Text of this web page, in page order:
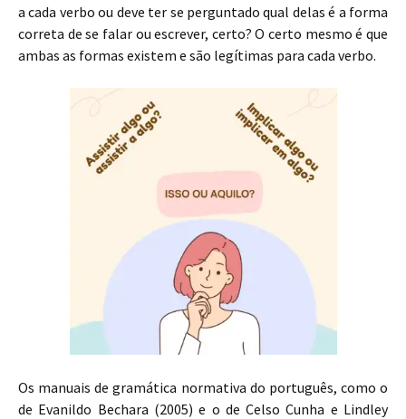
a cada verbo ou deve ter se perguntado qual delas é a forma
correta de se falar ou escrever, certo? O certo mesmo é que
ambas as formas existem e são legítimas para cada verbo.
Os manuais de gramática normativa do português, como o
de Evanildo Bechara (2005) e o de Celso Cunha e Lindley